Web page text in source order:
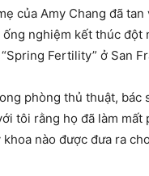
của Amy Chang đã
nghiệm kết thúc đột
Fertility” ở San
phòng thủ thuật, bác
tôi rằng họ đã làm
nào được đưa ra